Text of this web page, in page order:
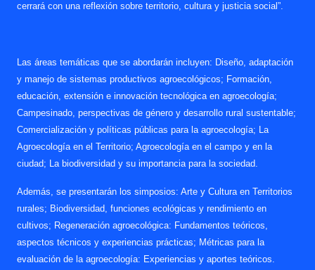
cerrará con una reflexión sobre territorio, cultura y justicia social”.
Las áreas temáticas que se abordarán incluyen: Diseño, adaptación
y manejo de sistemas productivos agroecológicos; Formación,
educación, extensión e innovación tecnológica en agroecología;
Campesinado, perspectivas de género y desarrollo rural sustentable;
Comercialización y políticas públicas para la agroecología; La
Agroecología en el Territorio; Agroecología en el campo y en la
ciudad; La biodiversidad y su importancia para la sociedad.
Además, se presentarán los simposios: Arte y Cultura en Territorios
rurales; Biodiversidad, funciones ecológicas y rendimiento en
cultivos; Regeneración agroecológica: Fundamentos teóricos,
aspectos técnicos y experiencias prácticas; Métricas para la
evaluación de la agroecología: Experiencias y aportes teóricos.